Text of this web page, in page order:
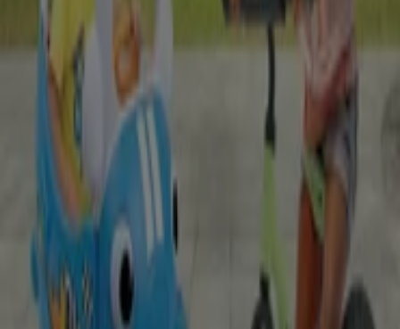
Schneller Blick auf Jako O Angebote
Spielzeug und Baby
Jako O, alle Angebote auf einen
Willkommen bei Tiendeo, Ihrem idealen Ort, um die
besten
Angebote , Kataloge fürSpielzeug
in Deutschland zu finden. Im Monat
können Sie bei Tiendeo die neuesten Neuigkeiten
und Rabatte von
entdecken, einer der
bekanntesten Marken im Bereich
Spielzeug und Baby .